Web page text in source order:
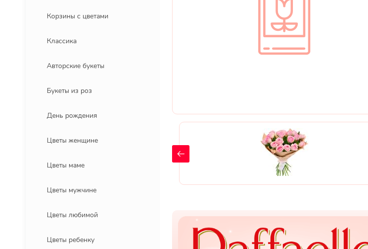
Корзины с цветами
Классика
Авторские букеты
Букеты из роз
День рождения
Цветы женщине
Цветы маме
Цветы мужчине
Цветы любимой
Цветы ребенку